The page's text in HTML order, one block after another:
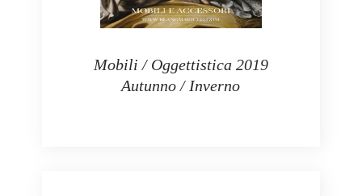
Mobili / Oggettistica 2019
Autunno / Inverno